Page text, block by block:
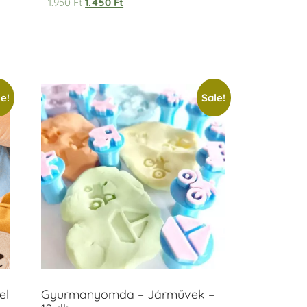
Sale!
Gyurmanyomda – Járművek –